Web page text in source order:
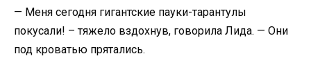
— Меня сегодня гигантские пауки-тарантулы
покусали! – тяжело вздохнув, говорила Лида. — Они
под кроватью прятались.